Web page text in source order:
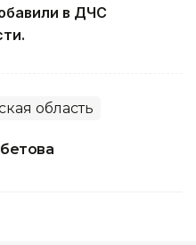
в ДЧС
область